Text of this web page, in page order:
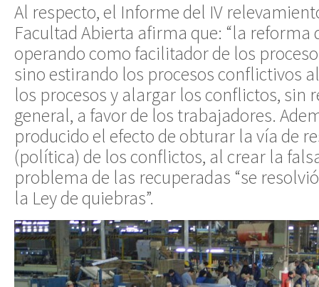
Al respecto, el Informe del IV
Facultad Abierta afirma que: “la reforma
operando como facilitador de los
sino estirando los procesos conflictivos
los procesos y alargar los conflictos, sin
general, a favor de los trabajadores.
producido el efecto de obturar la vía de
(política) de los conflictos, al crear la
problema de las recuperadas “se
la Ley de quiebras”.